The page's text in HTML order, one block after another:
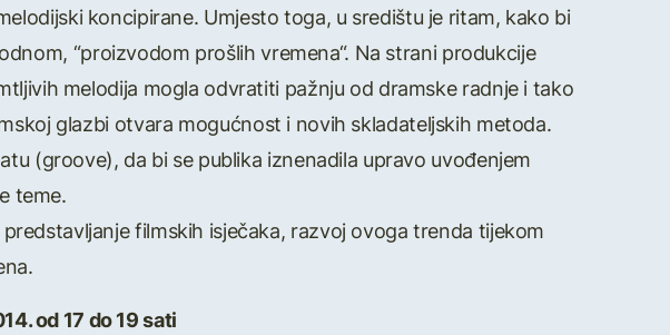
koncipirane. Umjesto toga, u središtu je ritam, kako bi
“proizvodom prošlih vremena“. Na strani produkcije
melodija mogla odvratiti pažnju od dramske radnje i tako
glazbi otvara mogućnost i novih skladateljskih metoda.
(groove), da bi se publika iznenadila upravo uvođenjem
teme.
filmskih isječaka, razvoj ovoga trenda tijekom
od 17 do 19 sati